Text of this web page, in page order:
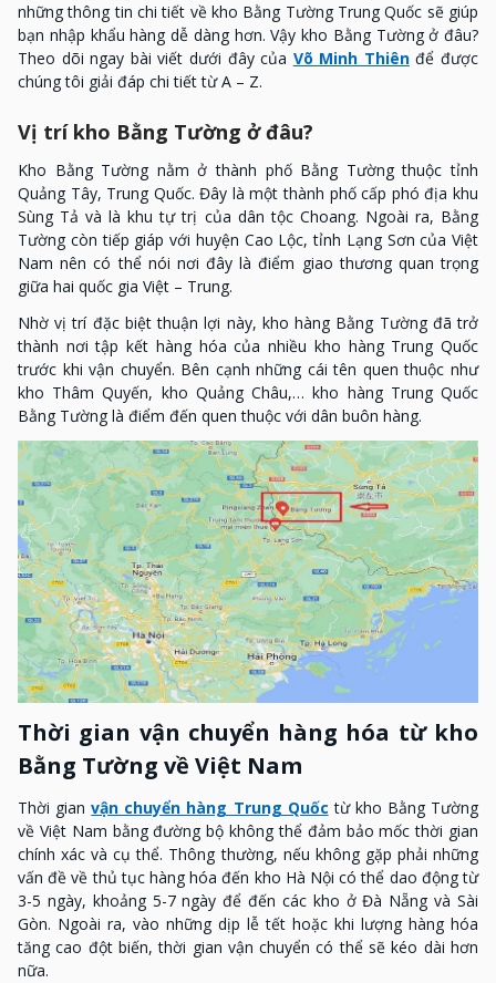
những thông tin chi tiết về kho Bằng Tường Trung Quốc sẽ giúp
bạn nhập khẩu hàng dễ dàng hơn. Vậy kho Bằng Tường ở đâu?
Theo dõi ngay bài viết dưới đây của Võ Minh Thiênđể được
chúng tôi giải đáp chi tiết từ A – Z.
Vị trí kho Bằng Tường ở đâu?
Kho Bằng Tường nằm ở thành phố Bằng Tường thuộc tỉnh
Quảng Tây, Trung Quốc. Đây là một thành phố cấp phó địa khu
Sùng Tả và là khu tự trị của dân tộc Choang. Ngoài ra, Bằng
Tường còn tiếp giáp với huyện Cao Lộc, tỉnh Lạng Sơn của Việt
Nam nên có thể nói nơi đây là điểm giao thương quan trọng
giữa hai quốc gia Việt – Trung.
Nhờ vị trí đặc biệt thuận lợi này, kho hàng Bằng Tường đã trở
thành nơi tập kết hàng hóa của nhiều kho hàng Trung Quốc
trước khi vận chuyển. Bên cạnh những cái tên quen thuộc như
kho Thâm Quyến, kho Quảng Châu,… kho hàng Trung Quốc
Bằng Tường là điểm đến quen thuộc với dân buôn hàng.
Thời gian vận chuyển hàng hóa từ kho
Bằng Tường về Việt Nam
Thời gianvận chuyển hàng Trung Quốc từ kho Bằng Tường
về Việt Nam bằng đường bộ không thể đảm bảo mốc thời gian
chính xác và cụ thể. Thông thường, nếu không gặp phải những
vấn đề về thủ tục hàng hóa đến kho Hà Nội có thể dao động từ
3-5 ngày, khoảng 5-7 ngày để đến các kho ở Đà Nẵng và Sài
Gòn. Ngoài ra, vào những dịp lễ tết hoặc khi lượng hàng hóa
tăng cao đột biến, thời gian vận chuyển có thể sẽ kéo dài hơn
nữa.